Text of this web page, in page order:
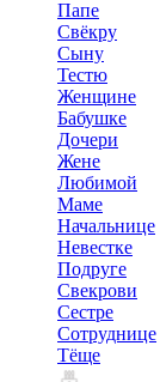
Папе
Свёкру
Сыну
Тестю
Женщине
Бабушке
Дочери
Жене
Любимой
Маме
Начальнице
Невестке
Подруге
Свекрови
Сестре
Сотруднице
Тёще